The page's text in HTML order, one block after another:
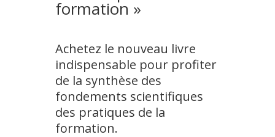
formation »
Achetez le nouveau livre
indispensable pour profiter
de la synthèse des
fondements scientifiques
des pratiques de la
formation.